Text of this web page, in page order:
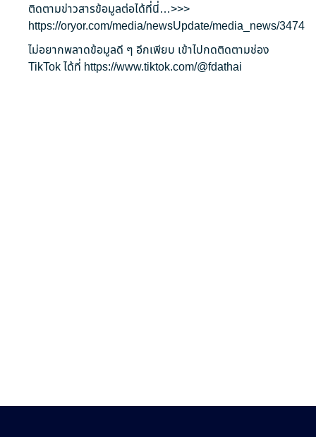
ติดตามข่าวสารข้อมูลต่อได้ที่นี่…>>>
https://oryor.com/media/newsUpdate/media_news/3474
ไม่อยากพลาดข้อมูลดี ๆ อีกเพียบ เข้าไปกดติดตามช่อง
TikTok ได้ที่ https://www.tiktok.com/@fdathai